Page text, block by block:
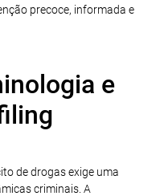
precoce, informada e
e
de drogas exige uma
criminais. A